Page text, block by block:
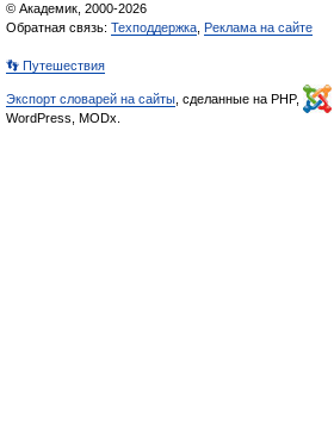
© Академик, 2000-2026
Обратная связь: Техподдержка Реклама на сайте
👣 Путешествия
Экспорт словарей на сайты , сделанные на PHP,
WordPress, MODx.